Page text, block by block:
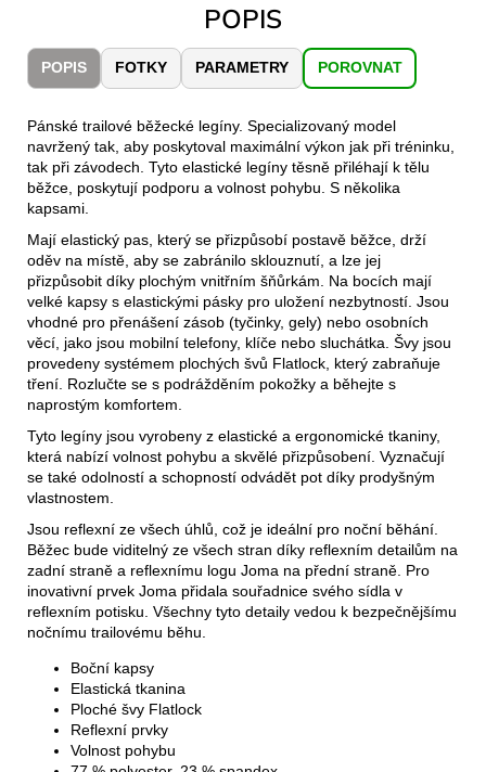
POPIS
POPIS FOTKY PARAMETRY POROVNAT
Pánské trailové běžecké legíny. Specializovaný model
navržený tak, aby poskytoval maximální výkon jak při tréninku,
tak při závodech. Tyto elastické legíny těsně přiléhají k tělu
běžce, poskytují podporu a volnost pohybu. S několika
kapsami.
Mají elastický pas, který se přizpůsobí postavě běžce, drží
oděv na místě, aby se zabránilo sklouznutí, a lze jej
přizpůsobit díky plochým vnitřním šňůrkám. Na bocích mají
velké kapsy s elastickými pásky pro uložení nezbytností. Jsou
vhodné pro přenášení zásob (tyčinky, gely) nebo osobních
věcí, jako jsou mobilní telefony, klíče nebo sluchátka. Švy jsou
provedeny systémem plochých švů Flatlock, který zabraňuje
tření. Rozlučte se s podrážděním pokožky a běhejte s
naprostým komfortem.
Tyto legíny jsou vyrobeny z elastické a ergonomické tkaniny,
která nabízí volnost pohybu a skvělé přizpůsobení. Vyznačují
se také odolností a schopností odvádět pot díky prodyšným
vlastnostem.
Jsou reflexní ze všech úhlů, což je ideální pro noční běhání.
Běžec bude viditelný ze všech stran díky reflexním detailům na
zadní straně a reflexnímu logu Joma na přední straně. Pro
inovativní prvek Joma přidala souřadnice svého sídla v
reflexním potisku. Všechny tyto detaily vedou k bezpečnějšímu
nočnímu trailovému běhu.
Boční kapsy
Elastická tkanina
Ploché švy Flatlock
Reflexní prvky
Volnost pohybu
BĚŽECKÉ
TRAILOVÉ
BOTY
BLUE
1
603
Kč
Původně:
2
290
Kč